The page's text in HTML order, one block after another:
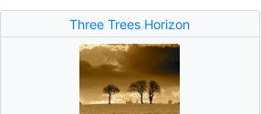
Three Trees Horizon